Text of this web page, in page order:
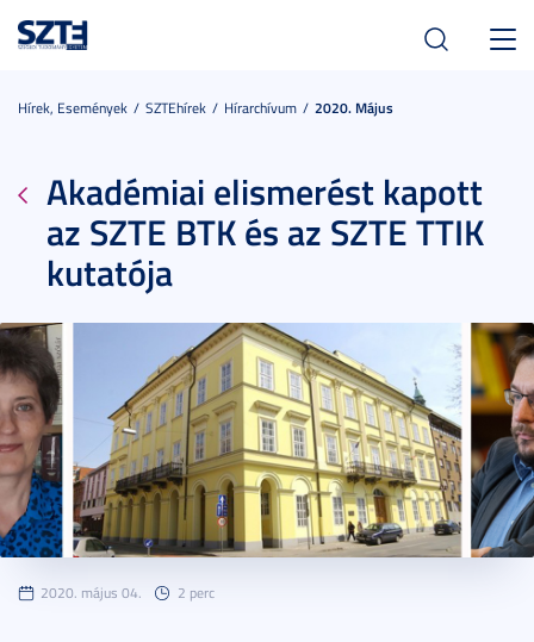
Hírek, Események SZTEhírek Hírarchívum 2020. Május
Akadémiai elismerést kapott
az SZTE BTK és az SZTE TTIK
kutatója
2020. május 04. 2 perc